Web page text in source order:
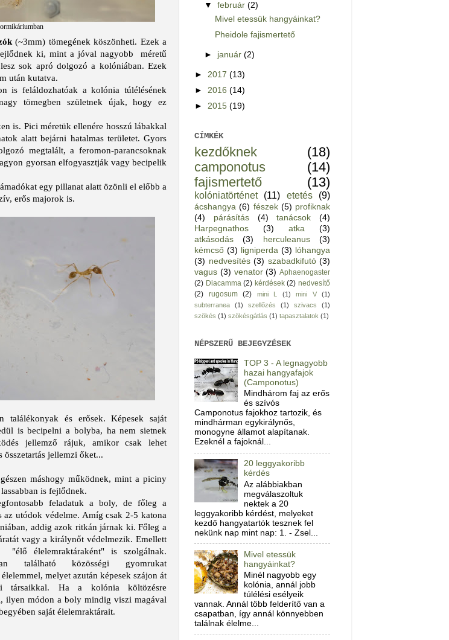
(~3mm) tömegének köszönheti. Ezek a
ki, mint a jóval nagyobb méretű
sok apró dolgozó a kolóniában. Ezek
után kutatva.
is feláldozhatóak a kolónia túlélésének
tömegben születnek újak, hogy ez
is. Pici méretük ellenére hosszú lábakkal
alatt bejárni hatalmas területet. Gyors
megtalált, a feromon-parancsoknak
gyorsan elfogyasztják vagy becipelik
egy pillanat alatt özönli el előbb a
erős majorok is.
találékonyak és erősek. Képesek saját
is becipelni a bolyba, ha nem sietnek
jellemző rájuk, amikor csak lehet
jellemzi őket...
máshogy működnek, mint a piciny
is fejlődnek.
feladatuk a boly, de főleg a
az utódok védelme. Amíg csak 2-5 katona
addig azok ritkán járnak ki. Főleg a
vagy a királynőt védelmezik. Emellett
élelemraktáraként" is szolgálnak.
található közösségi gyomrukat
melyet azután képesek szájon át
társaikkal. Ha a kolónia költözésre
ilyen módon a boly mindig viszi magával
saját élelemraktárait.
▼február(2)
Mivel etessük hangyáinkat?
Pheidole fajismertető
► január(2)
► 2017 (13)
► 2016 (14)
► 2015 (19)
CÍMKÉK
kezdőknek
(18)
camponotus
(14)
fajismertető
(13)
kolóniatörténet (11) etetés (9)
ácshangya (6) fészek (5) profiknak
(4)
párásítás (4) tanácsok
(4)
Harpegnathos
(3) atka
(3)
atkásodás
(3) herculeanus
(3)
kémcső (3) ligniperda (3) lóhangya
(3) nedvesítés (3) szabadkifutó (3)
vagus (3) venator (3) Aphaenogaster
(2) Diacamma (2) kérdések (2) nedvesítő
(2)
rugosum (2) mini L (1) mini V
(1)
subterranea
(1) szellőzés (1) szivacs
(1)
szökés (1) szökésgátlás (1) tapasztalatok (1)
NÉPSZERŰ BEJEGYZÉSEK
TOP 3 - A legnagyobb
hazai hangyafajok
(Camponotus)
Mindhárom faj az erős
és szívós
Camponotus fajokhoz tartozik, és
mindhárman egykirálynős,
monogyne államot alapítanak.
Ezeknél a fajoknál...
20 leggyakoribb
kérdés
Az alábbiakban
megválaszoltuk
nektek a 20
leggyakoribb kérdést, melyeket
kezdő hangyatartók tesznek fel
nekünk nap mint nap: 1. - Zsel...
Mivel etessük
hangyáinkat?
Minél nagyobb egy
kolónia, annál jobb
túlélési esélyeik
vannak. Annál több felderítő van a
csapatban, így annál könnyebben
találnak élelme...